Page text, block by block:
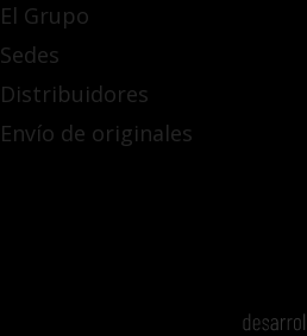
El Grupo
Sedes
Distribuidores
Envío de originales